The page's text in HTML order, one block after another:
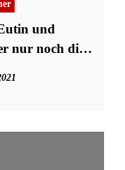
und
nur noch die